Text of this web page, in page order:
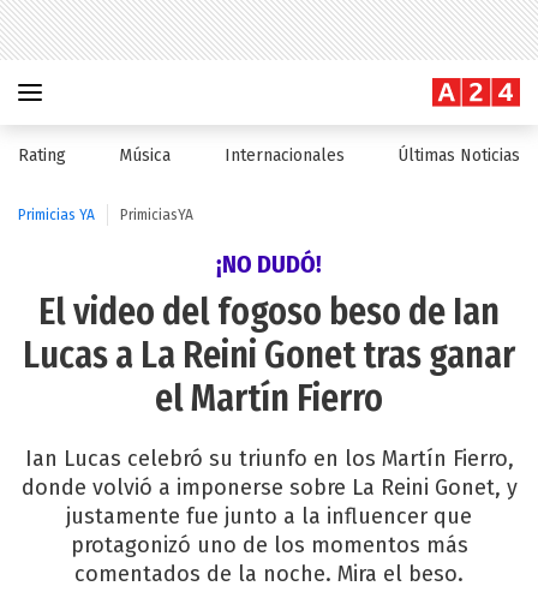
Rating Música Internacionales Últimas Noticias
Primicias YA PrimiciasYA
¡NO DUDÓ!
El video del fogoso beso de Ian
Lucas a La Reini Gonet tras ganar
el Martín Fierro
Ian Lucas celebró su triunfo en los Martín Fierro,
donde volvió a imponerse sobre La Reini Gonet, y
justamente fue junto a la influencer que
protagonizó uno de los momentos más
comentados de la noche. Mira el beso.